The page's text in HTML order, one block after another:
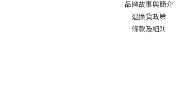
品牌故事與簡介
退換貨政策
條款及細則